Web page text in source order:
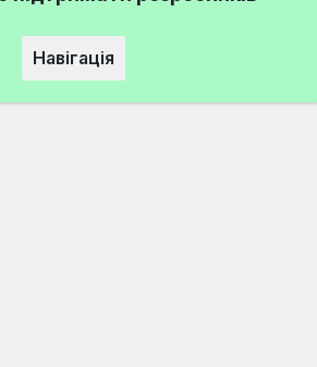
Навігація